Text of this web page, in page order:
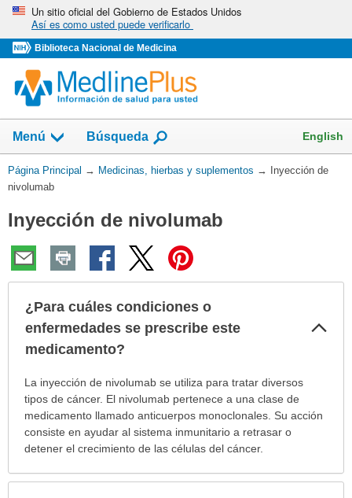
Omita
vaya
al
Contenido
Un sitio oficial del Gobierno de Estados Unidos
Así es como usted puede verificarlo
Biblioteca Nacional de Medicina
Menú
Mostrar
campo
de
Búsqueda English
Usted
está
Página Principal → Medicinas, hierbas y suplementos → Inyección de
nivolumab
Inyección de nivolumab
¿Para cuáles condiciones o
enfermedades se prescribe este
medicamento?
¿Para
cuáles
condiciones
enfermedades
prescribe
La inyección de nivolumab se utiliza para tratar diversos
tipos de cáncer. El nivolumab pertenece a una clase de
medicamento llamado anticuerpos monoclonales. Su acción
consiste en ayudar al sistema inmunitario a retrasar o
detener el crecimiento de las células del cáncer.